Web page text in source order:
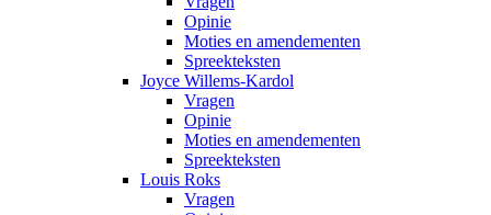
Opinie
Moties en amendementen
Spreekteksten
Joyce Willems-Kardol
Vragen
Opinie
Moties en amendementen
Spreekteksten
Louis Roks
Vragen